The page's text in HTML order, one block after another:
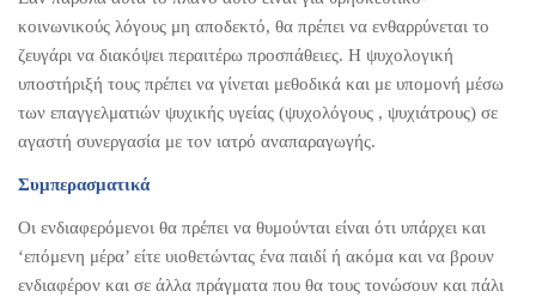
κοινωνικούς λόγους μη αποδεκτό, θα πρέπει να ενθαρρύνεται το
ζευγάρι να διακόψει περαιτέρω προσπάθειες. Η ψυχολογική
υποστήριξή τους πρέπει να γίνεται μεθοδικά και με υπομονή μέσω
των επαγγελματιών ψυχικής υγείας (ψυχολόγους , ψυχιάτρους) σε
αγαστή συνεργασία με τον ιατρό αναπαραγωγής.
Συμπερασματικά
Οι ενδιαφερόμενοι θα πρέπει να θυμούνται είναι ότι υπάρχει και
‘επόμενη μέρα’ είτε υιοθετώντας ένα παιδί ή ακόμα και να βρουν
ενδιαφέρον και σε άλλα πράγματα που θα τους τονώσουν και πάλι